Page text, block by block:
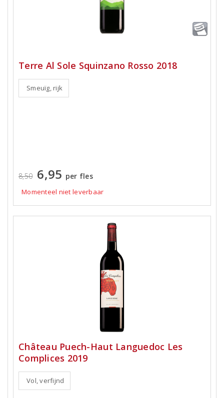
Terre Al Sole Squinzano Rosso 2018
Smeuïg, rijk
8,50 6,95 per fles
Momenteel niet leverbaar
Château Puech-Haut Languedoc Les
Complices 2019
Vol, verfijnd